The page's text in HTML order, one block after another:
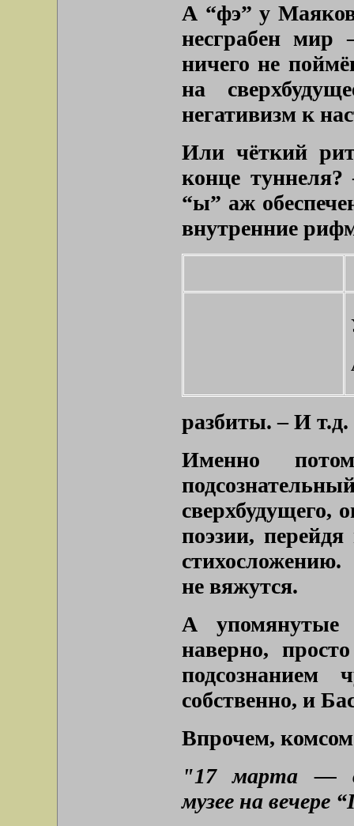
А “фэ” у
несграбен мир
ничего не
на
негативизм к
Или чёткий
конце
“ы” аж
внутренние
разбиты. – И т.д.
Именно
сверхбудущего,
поэзии,
не вяжутся.
А упомянутые
наверно,
подсознанием
собственно, и
Впрочем,
"17 марта —
музее на вечере